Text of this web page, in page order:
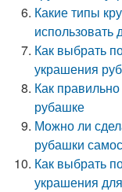
Какие типы
использовать
Как выбрать
украшения
Как
рубашке
Можно ли
рубашки
Как выбрать
украшения